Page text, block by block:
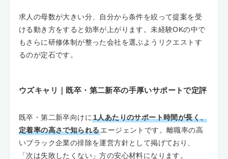
求人の母数が大きい分、自分から条件を絞って提案を受
ける動き方をすると効率が上がります。未経験OKの中で
もさらに研修体制が整った会社を選ぶようリクエストす
るのが定石です。
ウズキャリ｜既卒・第二新卒の手厚いサポートで定評
既卒・第二新卒向けに 1人あたりのサポート時間が長く、
定着率の高さで知られるエージェントです。離職率の高
いブラック企業の排除を運営方針として掲げており、
「次は失敗したくない」方の安心材料になります。